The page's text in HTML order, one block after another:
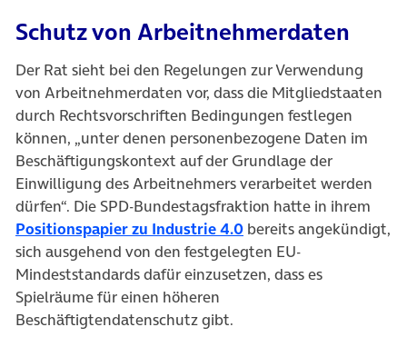
Schutz von Arbeitnehmerdaten
Der Rat sieht bei den Regelungen zur Verwendung
von Arbeitnehmerdaten vor, dass die Mitgliedstaaten
durch Rechtsvorschriften Bedingungen festlegen
können, „unter denen personenbezogene Daten im
Beschäftigungskontext auf der Grundlage der
Einwilligung des Arbeitnehmers verarbeitet werden
dürfen“. Die SPD-Bundestagsfraktion hatte in ihrem
Positionspapier zu Industrie 4.0(öffnet in neuem Tab)
bereits angekündigt,
sich ausgehend von den festgelegten EU-
Mindeststandards dafür einzusetzen, dass es
Spielräume für einen höheren
Beschäftigtendatenschutz gibt.